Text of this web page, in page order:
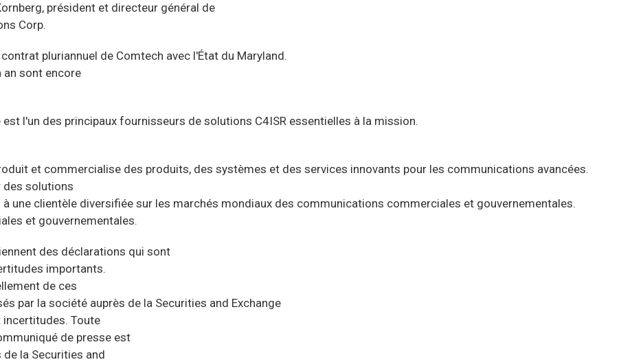
président et directeur général de
Corp.
pluriannuel de Comtech avec l'État du Maryland.
an sont encore
l'un des principaux fournisseurs de solutions C4ISR essentielles à la mission.
et commercialise des produits, des systèmes et des services innovants pour les communications avancées.
des solutions
une clientèle diversifiée sur les marchés mondiaux des communications commerciales et gouvernementales.
et gouvernementales.
des déclarations qui sont
importants.
de ces
par la société auprès de la Securities and Exchange
Toute
de presse est
la Securities and